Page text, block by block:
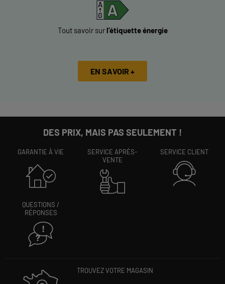
Tout savoir surl’étiquette énergie
EN SAVOIR +
DES PRIX, MAIS PAS SEULEMENT !
GARANTIE À VIE
SERVICE APRÈS-
VENTE
SERVICE CLIENT
QUESTIONS /
RÉPONSES
TROUVEZ VOTRE MAGASIN